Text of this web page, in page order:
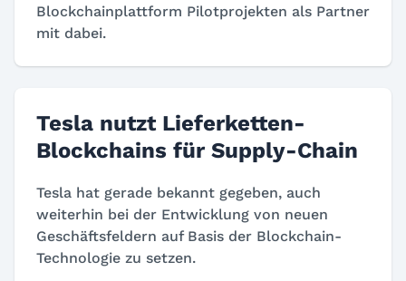
Blockchainplattform Pilotprojekten als Partner
mit dabei.
Tesla nutzt Lieferketten-
Blockchains für Supply-Chain
Tesla hat gerade bekannt gegeben, auch
weiterhin bei der Entwicklung von neuen
Geschäftsfeldern auf Basis der Blockchain-
Technologie zu setzen.